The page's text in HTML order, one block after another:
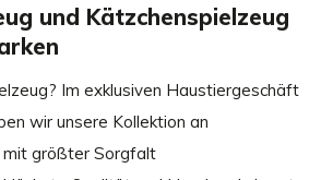
und Kätzchenspielzeug
Im exklusiven Haustiergeschäft
wir unsere Kollektion an
mit größter Sorgfalt